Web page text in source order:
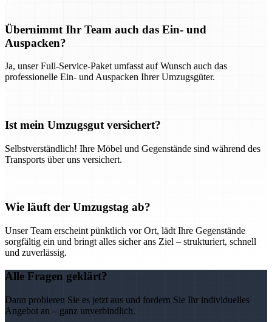
Übernimmt Ihr Team auch das Ein- und
Auspacken?
Ja, unser Full-Service-Paket umfasst auf Wunsch auch das
professionelle Ein- und Auspacken Ihrer Umzugsgüter.
Ist mein Umzugsgut versichert?
Selbstverständlich! Ihre Möbel und Gegenstände sind während des
Transports über uns versichert.
Wie läuft der Umzugstag ab?
Unser Team erscheint pünktlich vor Ort, lädt Ihre Gegenstände
sorgfältig ein und bringt alles sicher ans Ziel – strukturiert, schnell
und zuverlässig.
Alle Fragen geklärt?
Dann probieren Sie es jetzt aus und fordern Sie Ihr individuelles
Angebot an – ganz unverbindlich.